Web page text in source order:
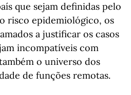
que sejam definidas pelo
risco epidemiológico, os
a justificar os casos
incompatíveis com
o universo dos
de funções remotas.